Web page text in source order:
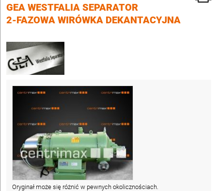
GEA WESTFALIA SEPARATOR
2-FAZOWA WIRÓWKA DEKANTACYJNA
Oryginał może się różnić w pewnych okolicznościach.